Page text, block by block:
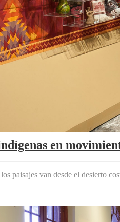
en
paisajes van desde el desierto